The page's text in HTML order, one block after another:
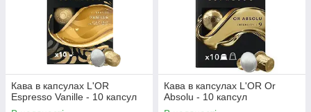
Кава в капсулах L'OR
Espresso Vanille - 10 капсул
Кава в капсулах L'OR Or
Absolu - 10 капсул